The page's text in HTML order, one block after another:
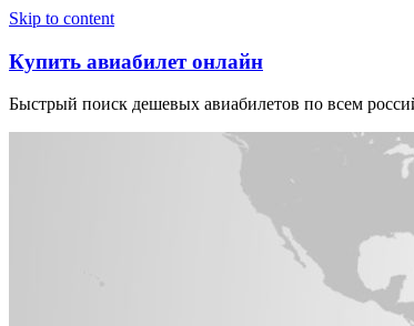
Skip to content
Купить авиабилет онлайн
Быстрый поиск дешевых авиабилетов по всем